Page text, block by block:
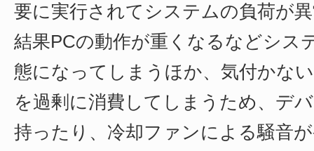
要に実行されてシステムの負荷が
結果PCの動作が重くなるなどシス
態になってしまうほか、気付かな
を過剰に消費してしまうため、デ
持ったり、冷却ファンによる騒音